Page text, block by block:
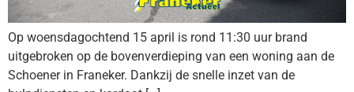
Op woensdagochtend 15 april is rond 11:30 uur brand
uitgebroken op de bovenverdieping van een woning aan de
Schoener in Franeker. Dankzij de snelle inzet van de